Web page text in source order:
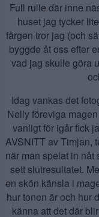
Full rulle där inne
huset jag tycker
färgen tror jag (och
byggde åt oss efter
vad jag skulle göra
Idag vankas det
Nelly föreviga
vanligt för igår fick
AVSNITT av Timjan,
när man spelat in nåt
sett slutresultatet.
en skön känsla i
hur tonen är och hur
känna att det där